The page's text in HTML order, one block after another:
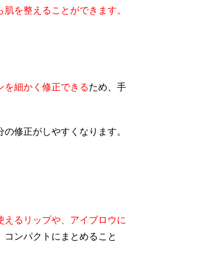
を整えることができます。
を細かく修正できるため、手
修正がしやすくなります。
えるリップや、アイブロウに
コンパクトにまとめること